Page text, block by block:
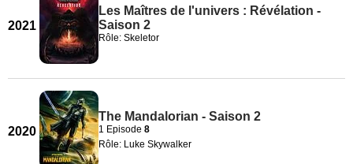
2021
Les Maîtres de l'univers : Révélation -
Saison 2
Rôle: Skeletor
2020
The Mandalorian - Saison 2
1 Episode 8
Rôle: Luke Skywalker